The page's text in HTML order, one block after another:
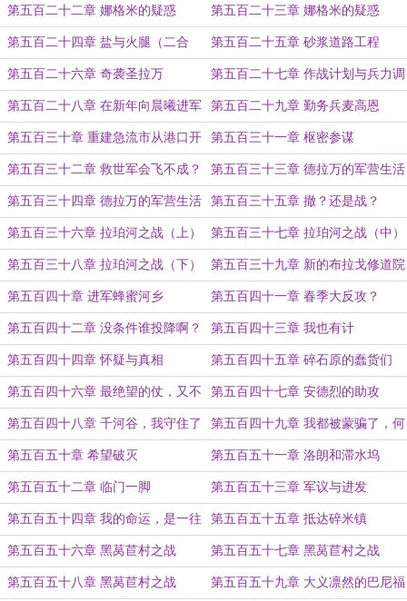
（上）（免费章节）
第五百二十二章 娜格米的疑惑
（中）
第五百二十三章 娜格米的疑惑
（下）
第五百二十四章 盐与火腿（二合
一）
第五百二十五章 砂浆道路工程
第五百二十六章 奇袭圣拉万 第五百二十七章 作战计划与兵力调
动
第五百二十八章 在新年向晨曦进军 第五百二十九章 勤务兵麦高恩
第五百三十章 重建急流市从港口开
始
第五百三十一章 枢密参谋
第五百三十二章 救世军会飞不成？ 第五百三十三章 德拉万的军营生活
（上）
第五百三十四章 德拉万的军营生活
（下）
第五百三十五章 撤？还是战？
第五百三十六章 拉珀河之战（上） 第五百三十七章 拉珀河之战（中）
第五百三十八章 拉珀河之战（下） 第五百三十九章 新的布拉戈修道院
院长
第五百四十章 进军蜂蜜河乡 第五百四十一章 春季大反攻？
第五百四十二章 没条件谁投降啊？ 第五百四十三章 我也有计
第五百四十四章 怀疑与真相 第五百四十五章 碎石原的蠢货们
第五百四十六章 最绝望的仗，又不
是没有打过
第五百四十七章 安德烈的助攻
第五百四十八章 千河谷，我守住了 第五百四十九章 我都被蒙骗了，何
况您呢？
第五百五十章 希望破灭 第五百五十一章 洛朗和滞水坞
第五百五十二章 临门一脚 第五百五十三章 军议与进发
第五百五十四章 我的命运，是一往
无前
第五百五十五章 抵达碎米镇
第五百五十六章 黑莴苣村之战
（上）
第五百五十七章 黑莴苣村之战
（中）
第五百五十八章 黑莴苣村之战 第五百五十九章 大义凛然的巴尼福